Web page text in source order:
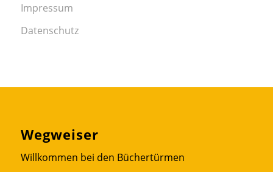
Impressum
Datenschutz
Wegweiser
Willkommen bei den Büchertürmen